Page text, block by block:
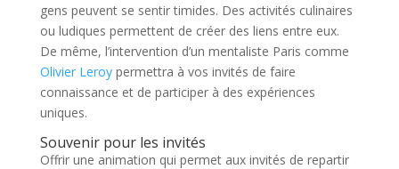
gens peuvent se sentir timides. Des activités culinaires
ou ludiques permettent de créer des liens entre eux.
De même, l’intervention d’un mentaliste Paris comme
Olivier Leroypermettra à vos invités de faire
connaissance et de participer à des expériences
uniques.
Souvenir pour les invités
Offrir une animation qui permet aux invités de repartir